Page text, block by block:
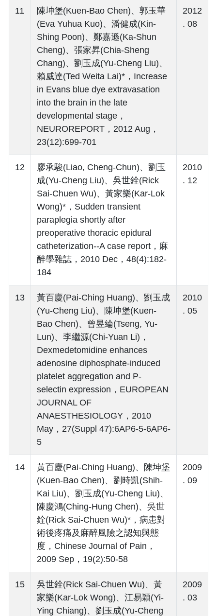
11
陳坤堡(Kuen-Bao Chen)、郭玉華
(Eva Yuhua Kuo)、潘健成(Kin-
Shing Poon)、鄭嘉遜(Ka-Shun
Cheng)、張家昇(Chia-Sheng
Chang)、劉玉成(Yu-Cheng Liu)、
賴威達(Ted Weita Lai)*，Increase
in Evans blue dye extravasation
into the brain in the late
developmental stage，
NEUROREPORT，2012 Aug，
23(12):699-701
2012
. 08
12
廖承駿(Liao, Cheng-Chun)、劉玉
成(Yu-Cheng Liu)、吳世銓(Rick
Sai-Chuen Wu)、黃家樂(Kar-Lok
Wong)*，Sudden transient
paraplegia shortly after
preoperative thoracic epidural
catheterization--A case report，麻
醉學雜誌，2010 Dec，48(4):182-
184
2010
. 12
13
黃百慶(Pai-Ching Huang)、劉玉成
(Yu-Cheng Liu)、陳坤堡(Kuen-
Bao Chen)、曾昱綸(Tseng, Yu-
Lun)、李繼源(Chi-Yuan Li)，
Dexmedetomidine enhances
adenosine diphosphate-induced
platelet aggregation and P-
selectin expression，EUROPEAN
JOURNAL OF
ANAESTHESIOLOGY，2010
May，27(Suppl 47):6AP6-5-6AP6-
5
2010
. 05
14
黃百慶(Pai-Ching Huang)、陳坤堡
(Kuen-Bao Chen)、劉時凱(Shih-
Kai Liu)、劉玉成(Yu-Cheng Liu)、
陳慶鴻(Ching-Hung Chen)、吳世
銓(Rick Sai-Chuen Wu)*，病患對
術後疼痛及麻醉風險之認知與態
度，Chinese Journal of Pain，
2009 Sep，19(2):50-58
2009
. 09
15
吳世銓(Rick Sai-Chuen Wu)、黃
家樂(Kar-Lok Wong)、江易穎(Yi-
Ying Chiang)、劉玉成(Yu-Cheng
2009
. 03